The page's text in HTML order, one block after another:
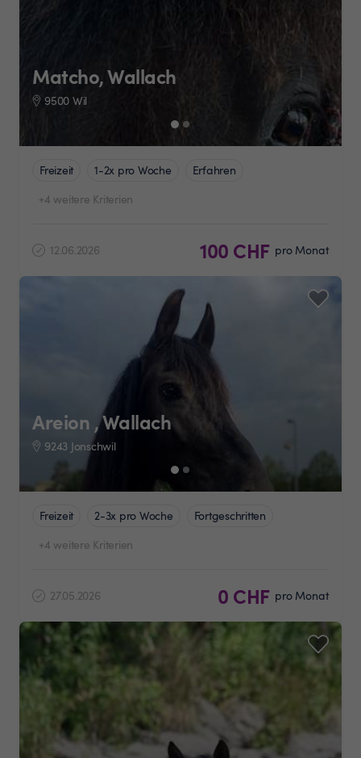
Matcho, Wallach
9500 Wil
Freizeit 1-2x pro Woche
Erfahren
+4 weitere Kriterien
12.06.2026 100 CHF pro Monat
Areion , Wallach
9243 Jonschwil
Freizeit 2-3x pro Woche
Fortgeschritten
+4 weitere Kriterien
27.05.2026 0 CHF pro Monat